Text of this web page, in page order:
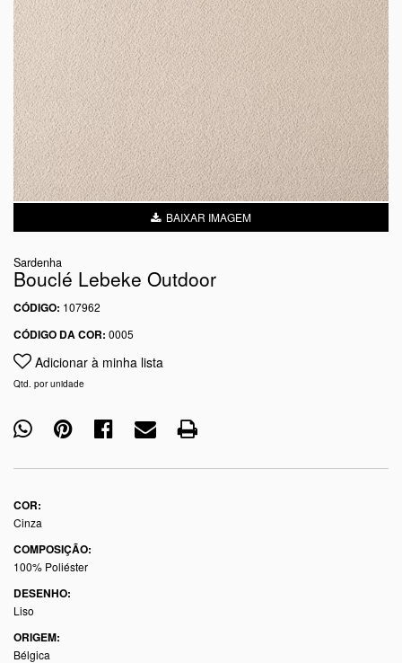
BAIXAR IMAGEM
Sardenha
Bouclé Lebeke Outdoor
CÓDIGO: 107962
CÓDIGO DA COR: 0005
Adicionar à minha lista
Qtd. por unidade
COR:
Cinza
COMPOSIÇÃO:
100% Poliéster
DESENHO:
Liso
ORIGEM:
Bélgica